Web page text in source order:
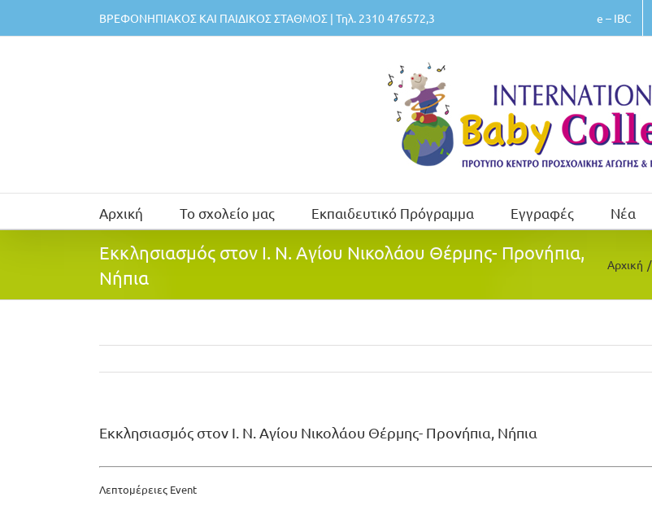
περιεχόμενο
ΒΡΕΦΟΝΗΠΙΑΚΟΣ ΚΑΙ ΠΑΙΔΙΚΟΣ ΣΤΑΘΜΟΣ | Τηλ. 2310 476572,3 e – IBC
Αρχική Το σχολείο μας Εκπαιδευτικό Πρόγραμμα Εγγραφές Νέα
Εκκλησιασμός στον Ι. Ν. Αγίου Νικολάου Θέρμης- Προνήπια,
Νήπια
Αρχική /
Εκκλησιασμός στον Ι. Ν. Αγίου Νικολάου Θέρμης- Προνήπια, Νήπια
Λεπτομέρειες Event